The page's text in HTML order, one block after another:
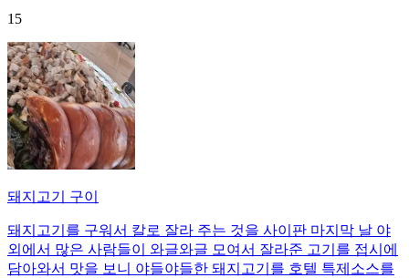
15
돼지고기 구이
돼지고기를 구워서 칼로 잘라 주는 것을 사이판 마지막 날 야
외에서 많은 사람들이 와글와글 모여서 잘라준 고기를 접시에
담아와서 맛을 보니 야들야들한 돼지고기를 호텔 특제소스를